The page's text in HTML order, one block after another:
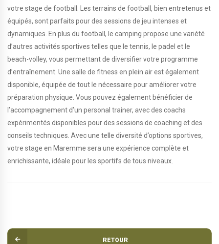
votre stage de football. Les terrains de football, bien entretenus et
équipés, sont parfaits pour des sessions de jeu intenses et
dynamiques. En plus du football, le camping propose une variété
d’autres activités sportives telles que le tennis, le padel et le
beach-volley, vous permettant de diversifier votre programme
d’entraînement. Une salle de fitness en plein air est également
disponible, équipée de tout le nécessaire pour améliorer votre
préparation physique. Vous pouvez également bénéficier de
l’accompagnement d’un personal trainer, avec des coachs
expérimentés disponibles pour des sessions de coaching et des
conseils techniques. Avec une telle diversité d’options sportives,
votre stage en Maremme sera une expérience complète et
enrichissante, idéale pour les sportifs de tous niveaux.
RETOUR